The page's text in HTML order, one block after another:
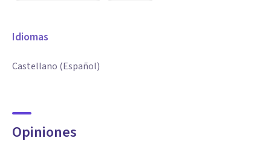
Idiomas
Castellano (Español)
Opiniones